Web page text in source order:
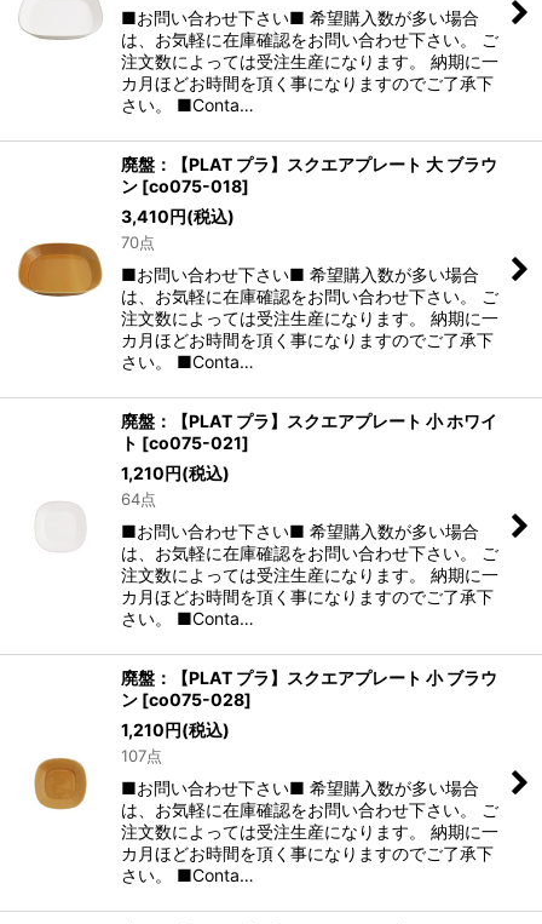
■お問い合わせ下さい■ 希望購入数が多い場合
は、お気軽に在庫確認をお問い合わせ下さい。 ご
注文数によっては受注生産になります。 納期に一
カ月ほどお時間を頂く事になりますのでご了承下
さい。 ■Conta…
廃盤：【PLAT プラ】スクエアプレート 大 ブラウ
ン [co075-018]
3,410円(税込)
70点
■お問い合わせ下さい■ 希望購入数が多い場合
は、お気軽に在庫確認をお問い合わせ下さい。 ご
注文数によっては受注生産になります。 納期に一
カ月ほどお時間を頂く事になりますのでご了承下
さい。 ■Conta…
廃盤：【PLAT プラ】スクエアプレート 小 ホワイ
ト [co075-021]
1,210円(税込)
64点
■お問い合わせ下さい■ 希望購入数が多い場合
は、お気軽に在庫確認をお問い合わせ下さい。 ご
注文数によっては受注生産になります。 納期に一
カ月ほどお時間を頂く事になりますのでご了承下
さい。 ■Conta…
廃盤：【PLAT プラ】スクエアプレート 小 ブラウ
ン [co075-028]
1,210円(税込)
107点
■お問い合わせ下さい■ 希望購入数が多い場合
は、お気軽に在庫確認をお問い合わせ下さい。 ご
注文数によっては受注生産になります。 納期に一
カ月ほどお時間を頂く事になりますのでご了承下
さい。 ■Conta…